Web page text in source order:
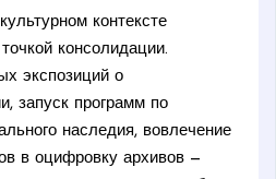
контексте
консолидации.
экспозиций о
запуск программ по
наследия, вовлечение
в оцифровку архивов —